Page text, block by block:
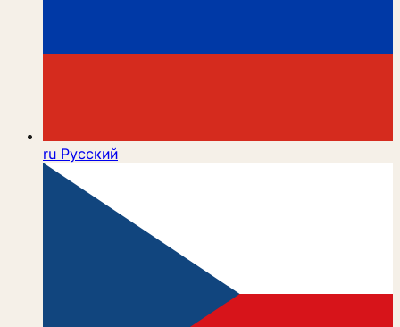
ru Русский